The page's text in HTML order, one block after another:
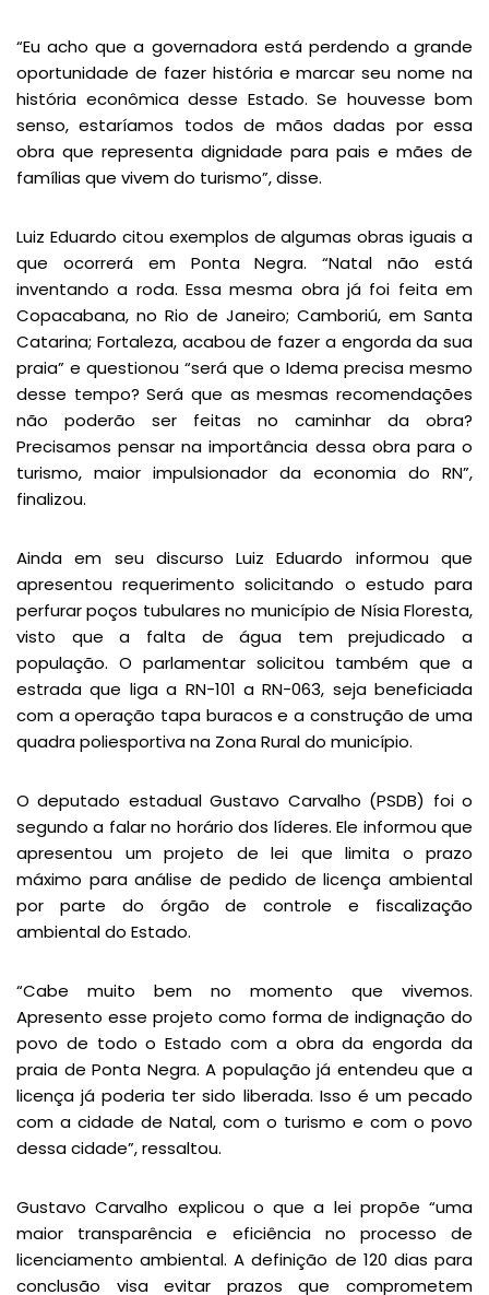
“Eu acho que a governadora está perdendo a grande
oportunidade de fazer história e marcar seu nome na
história econômica desse Estado. Se houvesse bom
senso, estaríamos todos de mãos dadas por essa
obra que representa dignidade para pais e mães de
famílias que vivem do turismo”, disse.
Luiz Eduardo citou exemplos de algumas obras iguais a
que ocorrerá em Ponta Negra. “Natal não está
inventando a roda. Essa mesma obra já foi feita em
Copacabana, no Rio de Janeiro; Camboriú, em Santa
Catarina; Fortaleza, acabou de fazer a engorda da sua
praia” e questionou “será que o Idema precisa mesmo
desse tempo? Será que as mesmas recomendações
não poderão ser feitas no caminhar da obra?
Precisamos pensar na importância dessa obra para o
turismo, maior impulsionador da economia do RN”,
finalizou.
Ainda em seu discurso Luiz Eduardo informou que
apresentou requerimento solicitando o estudo para
perfurar poços tubulares no município de Nísia Floresta,
visto que a falta de água tem prejudicado a
população. O parlamentar solicitou também que a
estrada que liga a RN-101 a RN-063, seja beneficiada
com a operação tapa buracos e a construção de uma
quadra poliesportiva na Zona Rural do município.
O deputado estadual Gustavo Carvalho (PSDB) foi o
segundo a falar no horário dos líderes. Ele informou que
apresentou um projeto de lei que limita o prazo
máximo para análise de pedido de licença ambiental
por parte do órgão de controle e fiscalização
ambiental do Estado.
“Cabe muito bem no momento que vivemos.
Apresento esse projeto como forma de indignação do
povo de todo o Estado com a obra da engorda da
praia de Ponta Negra. A população já entendeu que a
licença já poderia ter sido liberada. Isso é um pecado
com a cidade de Natal, com o turismo e com o povo
dessa cidade”, ressaltou.
Gustavo Carvalho explicou o que a lei propõe “uma
maior transparência e eficiência no processo de
licenciamento ambiental. A definição de 120 dias para
conclusão visa evitar prazos que comprometem